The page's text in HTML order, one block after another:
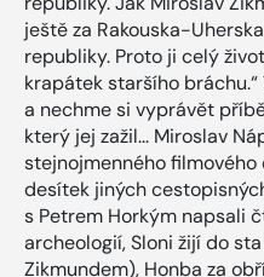
ještě za Rakouska-
republiky. Proto ji celý
krapátek staršího
a nechme si vyprávět
který jej zažil... Miroslav
stejnojmenného
desítek jiných
s Petrem Horkým napsali
archeologií, Sloni žijí do
Zikmundem), Honba za